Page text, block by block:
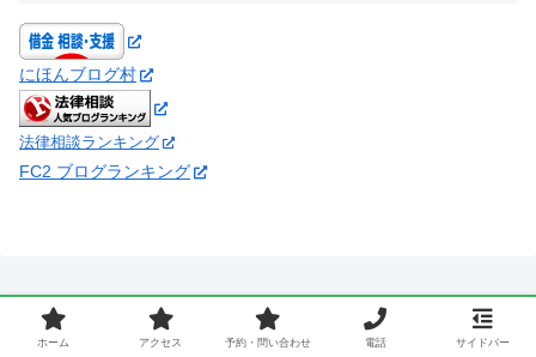
にほんブログ村
法律相談ランキング
FC2 ブログランキング
ホーム アクセス 予約・問い合わせ 電話 サイドバー